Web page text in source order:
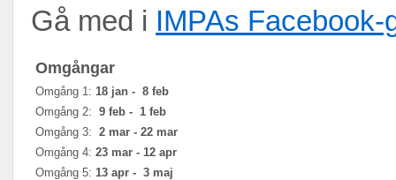
Gå med i IMPAs Facebook-
Omgångar
Omgång 1: 18 jan - 8 feb
Omgång 2: 9 feb - 1 feb
Omgång 3: 2 mar - 22 mar
Omgång 4: 23 mar - 12 apr
Omgång 5: 13 apr - 3 maj